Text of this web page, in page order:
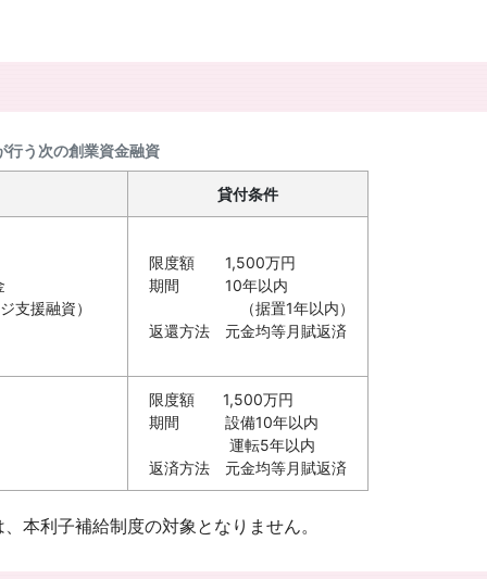
行う次の創業資金融資
貸付条件
支援融資）
限度額 1,500万円
期間 10年以内
（据置1年以内）
返還方法 元金均等月賦返済
限度額 1,500万円
期間 設備10年以内
運転5年以内
返済方法 元金均等月賦返済
利子補給制度の対象となりません。